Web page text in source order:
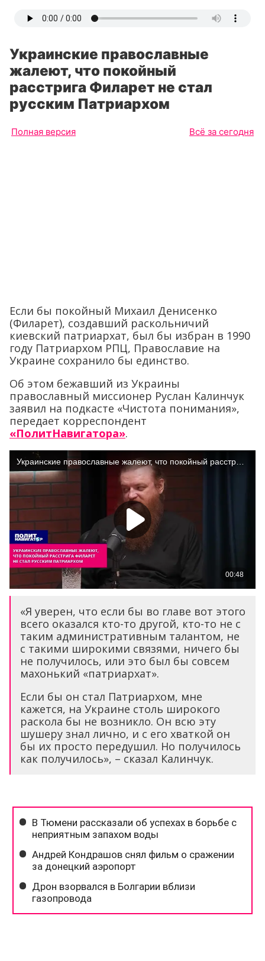
Украинские православные
жалеют, что покойный
расстрига Филарет не стал
русским Патриархом
Полная версия Всё за сегодня
Если бы покойный Михаил Денисенко
(Филарет), создавший раскольничий
киевский патриархат, был бы избран в 1990
году Патриархом РПЦ, Православие на
Украине сохранило бы единство.
Об этом бежавший из Украины
православный миссионер Руслан Калинчук
заявил на подкасте «Чистота понимания»,
передает корреспондент
«ПолитНавигатора».
«Я уверен, что если бы во главе вот этого
всего оказался кто-то другой, кто-то не с
таким административным талантом, не
с такими широкими связями, ничего бы
не получилось, или это был бы совсем
махонький «патриархат».
Если бы он стал Патриархом, мне
кажется, на Украине столь широкого
раскола бы не возникло. Он всю эту
шушеру знал лично, и с его хваткой он
бы их просто передушил. Но получилось
как получилось», – сказал Калинчук.